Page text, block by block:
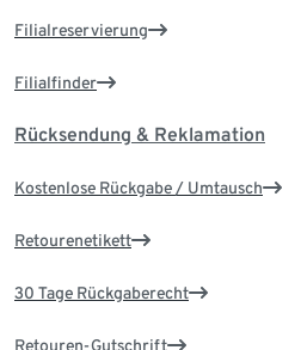
Filialreservierung
Filialfinder
Rücksendung & Reklamation
Kostenlose Rückgabe / Umtausch
Retourenetikett
30 Tage Rückgaberecht
Retouren-Gutschrift